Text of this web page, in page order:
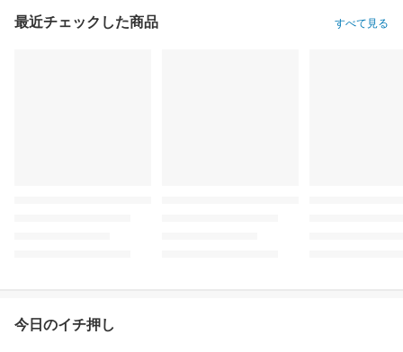
最近チェックした商品 すべて見る
今日のイチ押し